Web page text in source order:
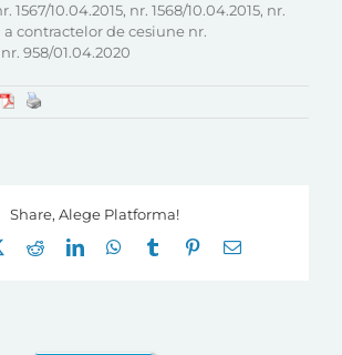
1567/10.04.2015, nr. 1568/10.04.2015, nr.
a contractelor de cesiune nr.
958/01.04.2020
Share, Alege Platforma!
RedditLinkedInWhatsApp
Tumblr Pinterest
E-